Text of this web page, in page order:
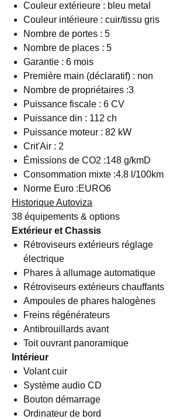
Couleur extérieure : bleu metal
Couleur intérieure : cuir/tissu gris
Nombre de portes : 5
Nombre de places : 5
Garantie : 6 mois
Première main (déclaratif) : non
Nombre de propriétaires :3
Puissance fiscale : 6 CV
Puissance din : 112 ch
Puissance moteur : 82 kW
Crit'Air : 2
Émissions de CO2 :148 g/kmD
Consommation mixte :4.8 l/100km
Norme Euro :EURO6
Historique Autoviza
38 équipements & options
Extérieur et Chassis
Rétroviseurs extérieurs réglage
électrique
Phares à allumage automatique
Rétroviseurs extérieurs chauffants
Ampoules de phares halogènes
Freins régénérateurs
Antibrouillards avant
Toit ouvrant panoramique
Intérieur
Volant cuir
Système audio CD
Bouton démarrage
Ordinateur de bord